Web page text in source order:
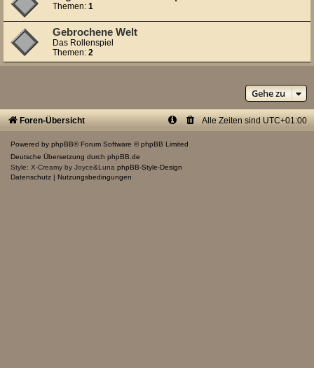
Themen: 1
Gebrochene Welt
Das Rollenspiel
Themen: 2
Gehe zu
Foren-Übersicht Alle Zeiten sind UTC+01:00
Powered by phpBB® Forum Software © phpBB Limited
Deutsche Übersetzung durch phpBB.de
Style: X-Creamy by Joyce&Luna phpBB-Style-Design
Datenschutz | Nutzungsbedingungen